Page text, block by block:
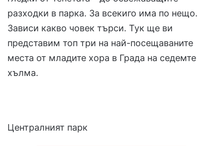
разходки в парка. За всекиго има по нещо.
Зависи какво човек търси. Тук ще ви
представим топ три на най-посещаваните
места от младите хора в Града на седемте
хълма.
Централният парк